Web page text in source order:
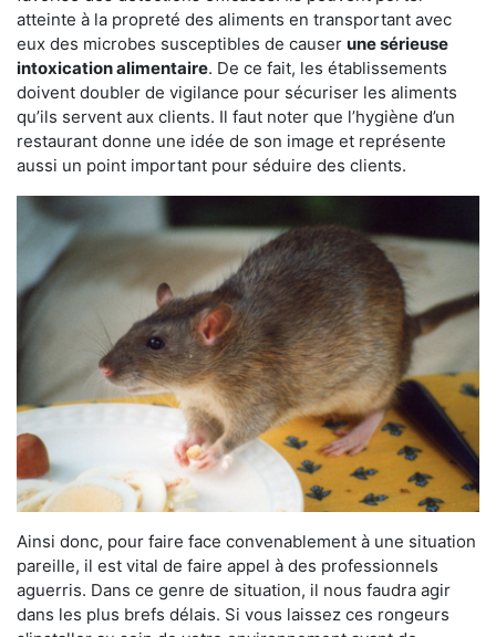
atteinte à la propreté des aliments en transportant avec
eux des microbes susceptibles de causer une sérieuse
intoxication alimentaire. De ce fait, les établissements
doivent doubler de vigilance pour sécuriser les aliments
qu’ils servent aux clients. Il faut noter que l’hygiène d’un
restaurant donne une idée de son image et représente
aussi un point important pour séduire des clients.
Ainsi donc, pour faire face convenablement à une situation
pareille, il est vital de faire appel à des professionnels
aguerris. Dans ce genre de situation, il nous faudra agir
dans les plus brefs délais. Si vous laissez ces rongeurs